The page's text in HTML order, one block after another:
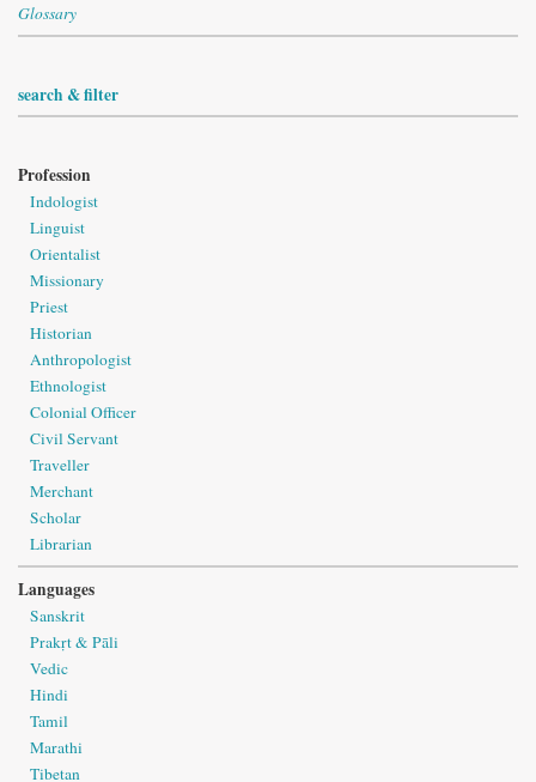
Glossary
search & filter
Profession
Indologist
Linguist
Orientalist
Missionary
Priest
Historian
Anthropologist
Ethnologist
Colonial Officer
Civil Servant
Traveller
Merchant
Scholar
Librarian
Languages
Sanskrit
Prakṛt & Pāli
Vedic
Hindi
Tamil
Marathi
Tibetan